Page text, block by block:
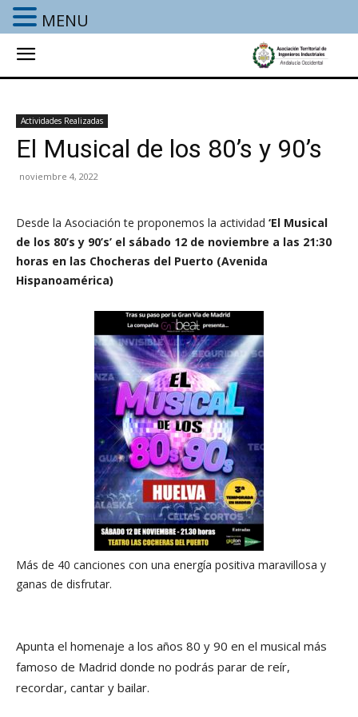
Actividades Realizadas
El Musical de los 80’s y 90’s
noviembre 4, 2022
Desde la Asociaciónte proponemos la actividad ‘El Musical
de los 80’s y 90’s’ el sábado 12 de noviembre a las 21:30
horas en las Chocheras del Puerto (Avenida
Hispanoamérica)
Más de 40 canciones con una energía positiva maravillosa y
ganas de disfrutar.
Apunta el homenaje a los años 80 y 90 en el musical más
famoso de Madrid donde no podrás parar de reír,
recordar, cantar y bailar.
MENU